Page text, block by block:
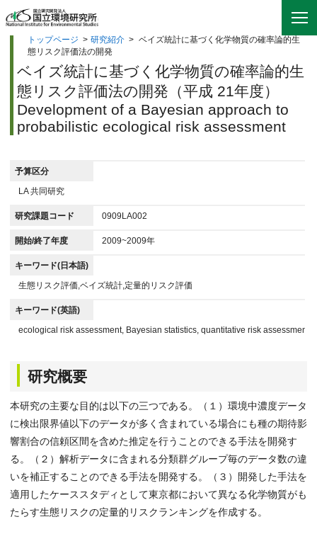
トップページ > 研究紹介 > ベイズ統計に基づく化学物質の確率論的生
態リスク評価法の開発
ベイズ統計に基づく化学物質の確率論的生
態リスク評価法の開発（平成 21年度）
Development of a Bayesian approach to
probabilistic ecological risk assessment
予算区分
LA 共同研究
研究課題コード 0909LA002
開始/終了年度 2009~2009年
キーワード(日本語)
生態リスク評価,ベイズ統計,定量的リスク評価
キーワード(英語)
ecological risk assessment, Bayesian statistics, quantitative risk assessment
研究概要
本研究の主要な目的は以下の三つである。（１）環境中濃度データ
に検出限界値以下のデータが多く含まれている場合にも種の期待影
響割合の信頼区間を含めた推定を行うことのできる手法を開発す
る。（２）解析データに含まれる分類群グループ毎のデータ数の違
いを補正することのできる手法を開発する。（３）開発した手法を
適用したケーススタディとして東京都において異なる化学物質がも
たらす生態リスクの定量的リスクランキングを作成する。